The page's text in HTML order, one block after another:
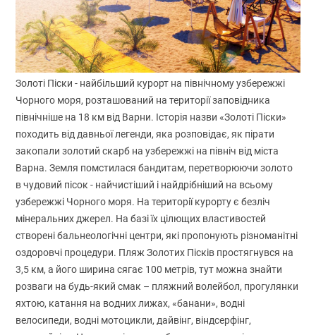
Золоті Піски - найбільший курорт на північному узбережжі
Чорного моря, розташований на території заповідника
північніше на 18 км від Варни. Історія назви «Золоті Піски»
походить від давньої легенди, яка розповідає, як пірати
закопали золотий скарб на узбережжі на північ від міста
Варна. Земля помстилася бандитам, перетворюючи золото
в чудовий пісок - найчистіший і найдрібніший на всьому
узбережжі Чорного моря. На території курорту є безліч
мінеральних джерел. На базі їх цілющих властивостей
створені бальнеологічні центри, які пропонують різноманітні
оздоровчі процедури. Пляж Золотих Пісків простягнувся на
3,5 км, а його ширина сягає 100 метрів, тут можна знайти
розваги на будь-який смак – пляжний волейбол, прогулянки
яхтою, катання на водних лижах, «банани», водні
велосипеди, водні мотоцикли, дайвінг, віндсерфінг,